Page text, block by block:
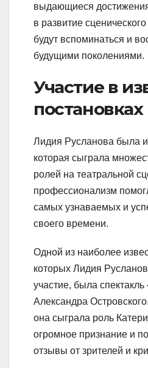
выдающиеся
в развитие сценического
будут вспоминаться и
будущими поколениями.
Участие в
постановках
Лидия Русланова была
которая сыграла
ролей на театральной
профессионализм
самых узнаваемых и
своего времени.
Одной из наиболее
которых Лидия
участие, была
Александра
она сыграла роль
огромное признание и
отзывы от зрителей и